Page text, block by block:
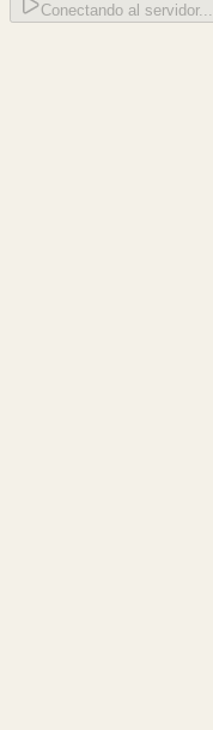
Conectando al servidor...